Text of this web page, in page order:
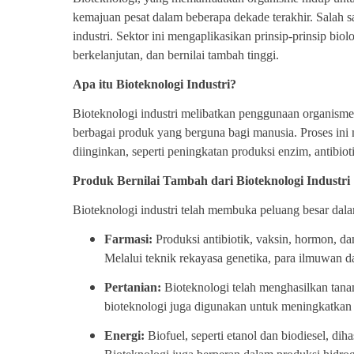
kemajuan pesat dalam beberapa dekade terakhir.
industri. Sektor ini mengaplikasikan prinsip-prinsip
berkelanjutan, dan bernilai tambah tinggi.
Apa itu Bioteknologi Industri?
Bioteknologi industri melibatkan penggunaan
berbagai produk yang berguna bagi manusia. Proses
diinginkan, seperti peningkatan produksi enzim,
Produk Bernilai Tambah dari Bioteknologi Industri
Bioteknologi industri telah membuka peluang besar
Farmasi: Produksi antibiotik, vaksin, hormon,
Melalui teknik rekayasa genetika, para ilmuwan
Pertanian: Bioteknologi telah menghasilkan
bioteknologi juga digunakan untuk
Energi: Biofuel, seperti etanol dan biodiesel,